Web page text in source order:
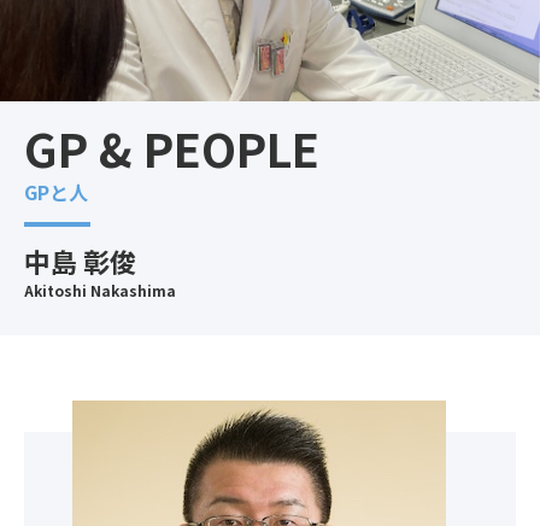
GP & PEOPLE
GPと人
中島 彰俊
Akitoshi Nakashima